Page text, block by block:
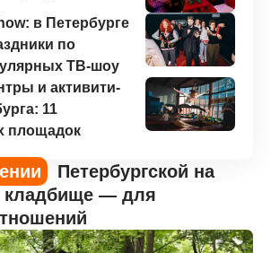
в Петербурге
по
ТВ-шоу
и активити-
11
площадок
Петербургской на
кладбище — для